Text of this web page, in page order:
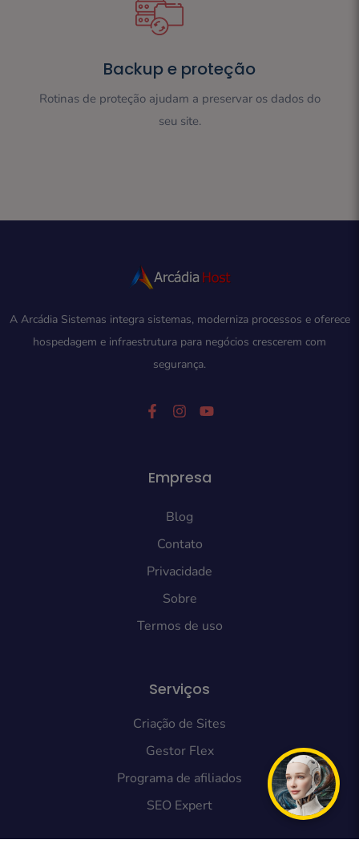
Backup e proteção
Rotinas de proteção ajudam a preservar os dados do
seu site.
A Arcádia Sistemas integra sistemas, moderniza processos e oferece
hospedagem e infraestrutura para negócios crescerem com
segurança.
Empresa
Blog
Contato
Privacidade
Sobre
Termos de uso
Serviços
Criação de Sites
Gestor Flex
Programa de afiliados
SEO Expert